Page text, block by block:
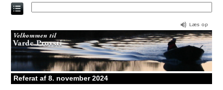
Direkte
til
Referat af 8. november 2024